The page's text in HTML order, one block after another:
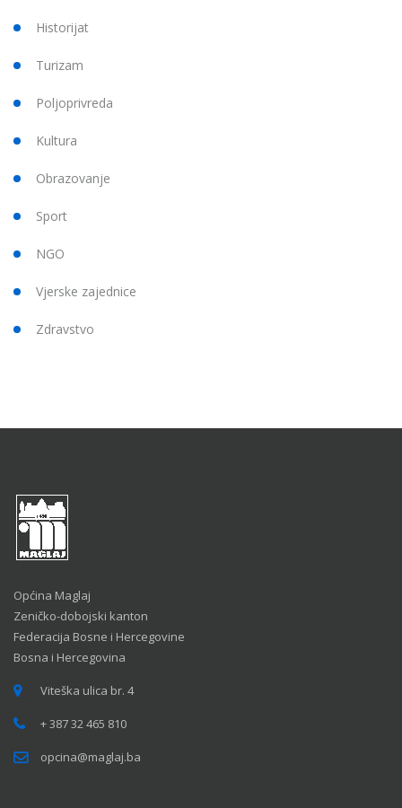
Historijat
Turizam
Poljoprivreda
Kultura
Obrazovanje
Sport
NGO
Vjerske zajednice
Zdravstvo
Općina Maglaj
Zeničko-dobojski kanton
Federacija Bosne i Hercegovine
Bosna i Hercegovina
Viteška ulica br. 4
+ 387 32 465 810
opcina@maglaj.ba